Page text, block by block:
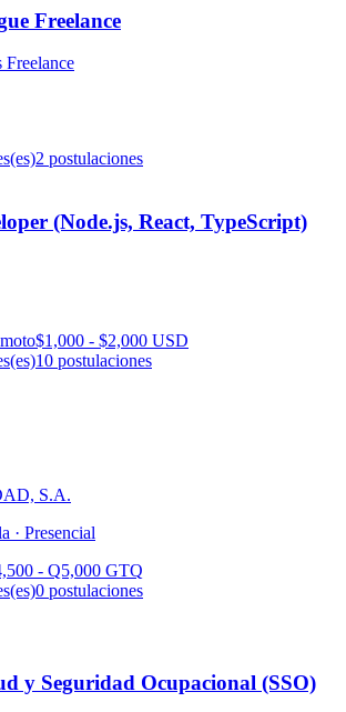
Freelance
Freelance
2 postulaciones
(Node.js, React, TypeScript)
$1,000 - $2,000 USD
10 postulaciones
S.A.
· Presencial
- Q5,000 GTQ
0 postulaciones
y Seguridad Ocupacional (SSO)